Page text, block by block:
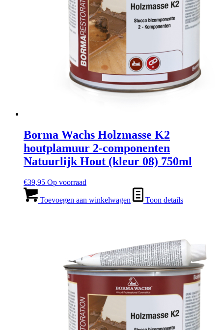
Borma Wachs Holzmasse K2
houtplamuur 2-componenten
Natuurlijk Hout (kleur 08) 750ml
€39,95 Op voorraad
Toevoegen aan winkelwagen Toon details